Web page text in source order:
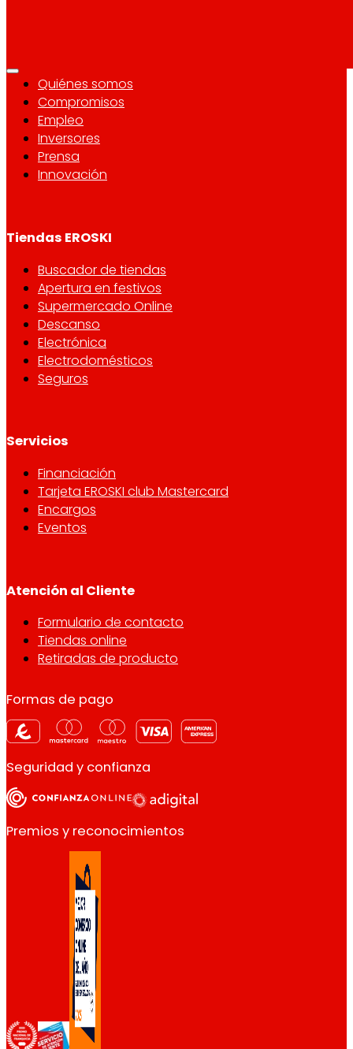
Quiénes somos
Compromisos
Empleo
Inversores
Prensa
Innovación
Tiendas EROSKI
Buscador de tiendas
Apertura en festivos
Supermercado Online
Descanso
Electrónica
Electrodomésticos
Seguros
Servicios
Financiación
Tarjeta EROSKI club Mastercard
Encargos
Eventos
Atención al Cliente
Formulario de contacto
Tiendas online
Retiradas de producto
Formas de pago
Seguridad y confianza
Premios y reconocimientos